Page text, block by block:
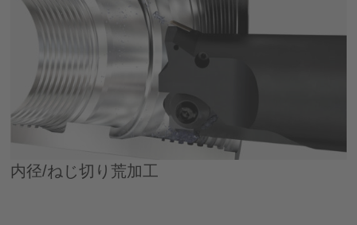
内径/ねじ切り荒加工